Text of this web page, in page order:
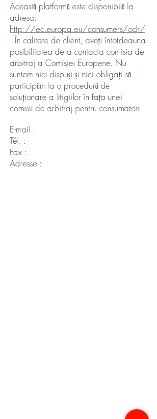
Această platformă este disponibilă la
adresa:
http://ec.europa.eu/consumers/odr/
. În calitate de client, aveți întotdeauna
posibilitatea de a contacta comisia de
arbitraj a Comisiei Europene. Nu
suntem nici dispuși și nici obligați să
participăm la o procedură de
soluționare a litigiilor în fața unei
comisii de arbitraj pentru consumatori.
E-mail :
Tél. :
Fax :
Adresse :